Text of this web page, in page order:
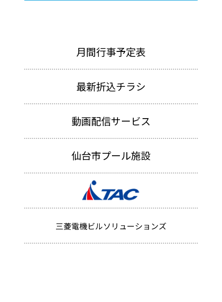
月間行事予定表
最新折込チラシ
動画配信サービス
仙台市プール施設
三菱電機ビルソリューションズ